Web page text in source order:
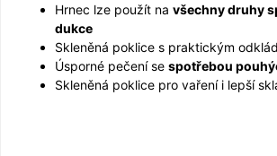
Hrnec lze použít na všechny druhy
dukce
Skleněná poklice s praktickým
Úsporné pečení se spotřebou
Skleněná poklice pro vaření i lepší